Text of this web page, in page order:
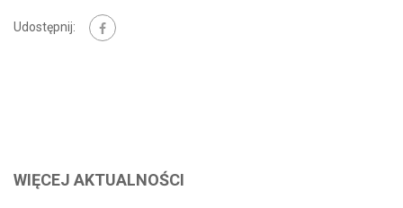
Udostępnij:
WIĘCEJ AKTUALNOŚCI